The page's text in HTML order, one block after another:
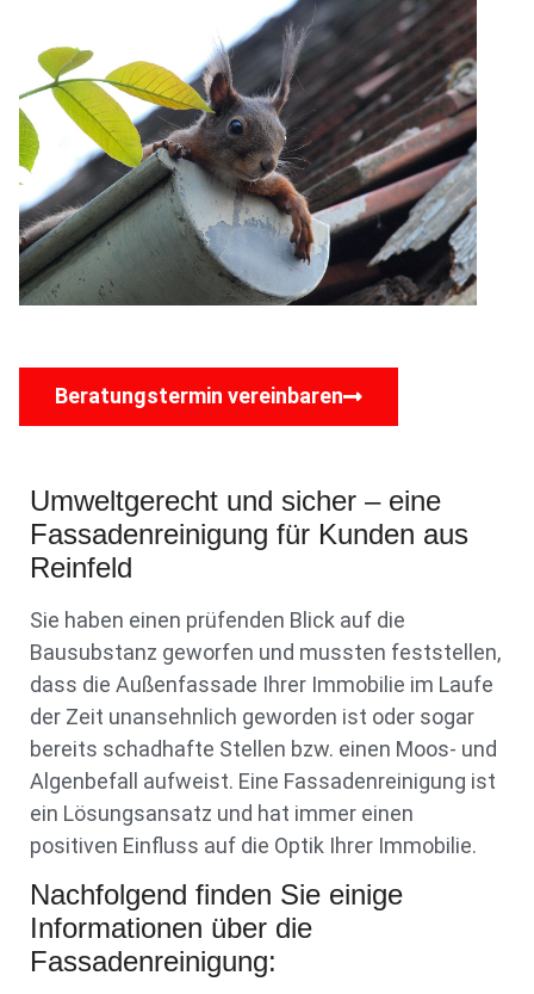
Beratungstermin vereinbaren
Umweltgerecht und sicher – eine
Fassadenreinigung für Kunden aus
Reinfeld
Sie haben einen prüfenden Blick auf die
Bausubstanz geworfen und mussten feststellen,
dass die Außenfassade Ihrer Immobilie im Laufe
der Zeit unansehnlich geworden ist oder sogar
bereits schadhafte Stellen bzw. einen Moos- und
Algenbefall aufweist. Eine Fassadenreinigung ist
ein Lösungsansatz und hat immer einen
positiven Einfluss auf die Optik Ihrer Immobilie.
Nachfolgend finden Sie einige
Informationen über die
Fassadenreinigung: